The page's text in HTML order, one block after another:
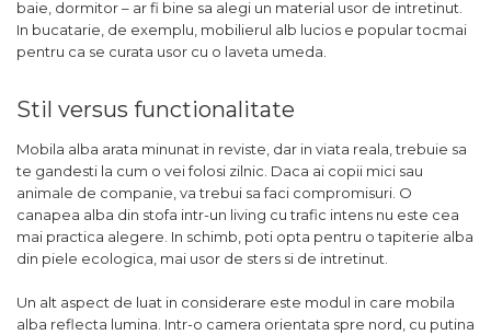
baie, dormitor – ar fi bine sa alegi un material usor de intretinut.
In bucatarie, de exemplu, mobilierul alb lucios e popular tocmai
pentru ca se curata usor cu o laveta umeda.
Stil versus functionalitate
Mobila alba arata minunat in reviste, dar in viata reala, trebuie sa
te gandesti la cum o vei folosi zilnic. Daca ai copii mici sau
animale de companie, va trebui sa faci compromisuri. O
canapea alba din stofa intr-un living cu trafic intens nu este cea
mai practica alegere. In schimb, poti opta pentru o tapiterie alba
din piele ecologica, mai usor de sters si de intretinut.
Un alt aspect de luat in considerare este modul in care mobila
alba reflecta lumina. Intr-o camera orientata spre nord, cu putina